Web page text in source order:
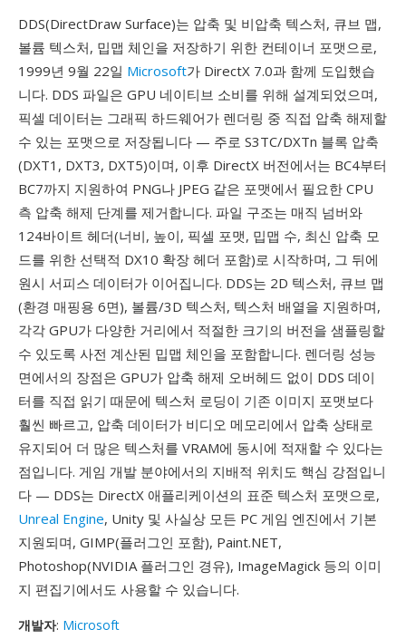
DDS(DirectDraw Surface)는 압축 및 비압축 텍스처, 큐브 맵,
볼륨 텍스처, 밉맵 체인을 저장하기 위한 컨테이너 포맷으로,
1999년 9월 22일 Microsoft가 DirectX 7.0과 함께 도입했습
니다. DDS 파일은 GPU 네이티브 소비를 위해 설계되었으며,
픽셀 데이터는 그래픽 하드웨어가 렌더링 중 직접 압축 해제할
수 있는 포맷으로 저장됩니다 — 주로 S3TC/DXTn 블록 압축
(DXT1, DXT3, DXT5)이며, 이후 DirectX 버전에서는 BC4부터
BC7까지 지원하여 PNG나 JPEG 같은 포맷에서 필요한 CPU
측 압축 해제 단계를 제거합니다. 파일 구조는 매직 넘버와
124바이트 헤더(너비, 높이, 픽셀 포맷, 밉맵 수, 최신 압축 모
드를 위한 선택적 DX10 확장 헤더 포함)로 시작하며, 그 뒤에
원시 서피스 데이터가 이어집니다. DDS는 2D 텍스처, 큐브 맵
(환경 매핑용 6면), 볼륨/3D 텍스처, 텍스처 배열을 지원하며,
각각 GPU가 다양한 거리에서 적절한 크기의 버전을 샘플링할
수 있도록 사전 계산된 밉맵 체인을 포함합니다. 렌더링 성능
면에서의 장점은 GPU가 압축 해제 오버헤드 없이 DDS 데이
터를 직접 읽기 때문에 텍스처 로딩이 기존 이미지 포맷보다
훨씬 빠르고, 압축 데이터가 비디오 메모리에서 압축 상태로
유지되어 더 많은 텍스처를 VRAM에 동시에 적재할 수 있다는
점입니다. 게임 개발 분야에서의 지배적 위치도 핵심 강점입니
다 — DDS는 DirectX 애플리케이션의 표준 텍스처 포맷으로,
Unreal Engine, Unity 및 사실상 모든 PC 게임 엔진에서 기본
지원되며, GIMP(플러그인 포함), Paint.NET,
Photoshop(NVIDIA 플러그인 경유), ImageMagick 등의 이미
지 편집기에서도 사용할 수 있습니다.
개발자: Microsoft